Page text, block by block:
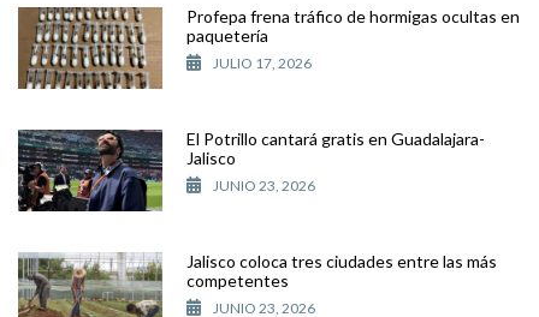
Profepa frena tráfico de hormigas ocultas en
paquetería
JULIO 17, 2026
El Potrillo cantará gratis en Guadalajara-
Jalisco
JUNIO 23, 2026
Jalisco coloca tres ciudades entre las más
competentes
JUNIO 23, 2026